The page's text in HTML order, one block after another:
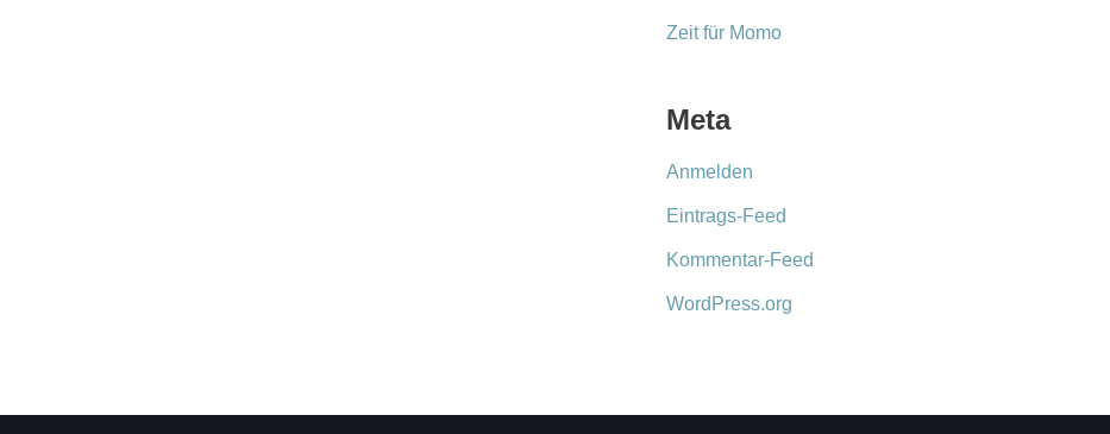
Zeit für Momo
Meta
Anmelden
Eintrags-Feed
Kommentar-Feed
WordPress.org